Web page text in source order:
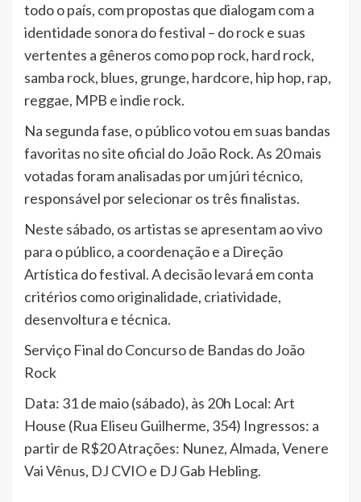
todo o país, com propostas que dialogam com a
identidade sonora do festival – do rock e suas
vertentes a gêneros como pop rock, hard rock,
samba rock, blues, grunge, hardcore, hip hop, rap,
reggae, MPB e indie rock.
Na segunda fase, o público votou em suas bandas
favoritas no site oficial do João Rock. As 20 mais
votadas foram analisadas por um júri técnico,
responsável por selecionar os três finalistas.
Neste sábado, os artistas se apresentam ao vivo
para o público, a coordenação e a Direção
Artística do festival. A decisão levará em conta
critérios como originalidade, criatividade,
desenvoltura e técnica.
Serviço Final do Concurso de Bandas do João
Rock
Data: 31 de maio (sábado), às 20h Local: Art
House (Rua Eliseu Guilherme, 354) Ingressos: a
partir de R$20 Atrações: Nunez, Almada, Venere
Vai Vênus, DJ CVIO e DJ Gab Hebling.